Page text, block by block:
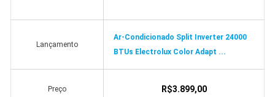
Lançamento
Ar-Condicionado Split Inverter 24000
BTUs Electrolux Color Adapt ...
Preço R$3.899,00